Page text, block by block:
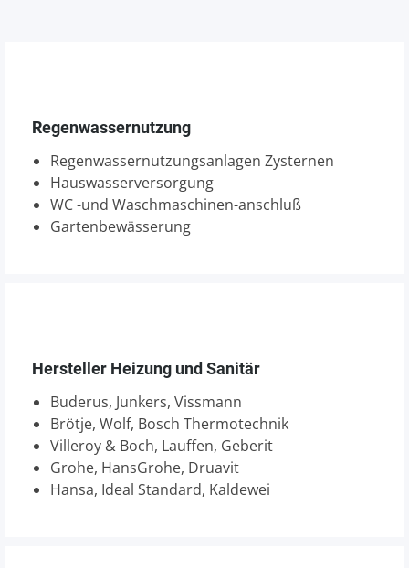
Regenwassernutzung
Regenwassernutzungsanlagen Zysternen
Hauswasserversorgung
WC -und Waschmaschinen-anschluß
Gartenbewässerung
Hersteller Heizung und Sanitär
Buderus, Junkers, Vissmann
Brötje, Wolf, Bosch Thermotechnik
Villeroy & Boch, Lauffen, Geberit
Grohe, HansGrohe, Druavit
Hansa, Ideal Standard, Kaldewei